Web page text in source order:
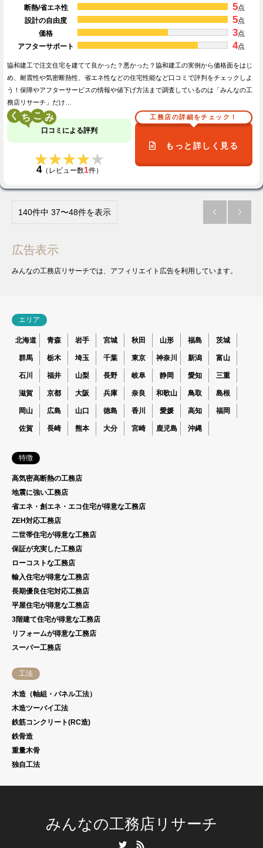
断熱/省エネ性
5点
設計の自由度
5点
価格
3点
アフターサポート
4点
協和建工で注文住宅を建てて良かった？悪かった？協和建工の実例から価格面をはじ
め、耐震性や気密断熱性、省エネ性などの住宅性能など口コミで評判をチェックしよ
う！保障やアフターサービスの情報や値下げ方法まで調査しているのは「みんなの工
務店リサーチ」だけ…
く こ
口コミによる評判
★★★★★
★★★★★
4（レビュー数1件）
工務店の詳細をチェック！
もっと詳しく見る
140件中 37〜48件を表示  
広告表示
みんなの工務店リサーチでは、アフィリエイト広告を利用しています。
エリア
北海道 青森 岩手 宮城 秋田 山形 福島 茨城
群馬 栃木 埼玉 千葉 東京 神奈川 新潟 富山
石川 福井 山梨 長野 岐阜 静岡 愛知 三重
滋賀 京都 大阪 兵庫 奈良 和歌山 鳥取 島根
岡山 広島 山口 徳島 香川 愛媛 高知 福岡
佐賀 長崎 熊本 大分 宮崎 鹿児島 沖縄
特徴
高気密高断熱の工務店
地震に強い工務店
省エネ・創エネ・エコ住宅が得意な工務店
ZEH対応工務店
二世帯住宅が得意な工務店
保証が充実した工務店
ローコストな工務店
輸入住宅が得意な工務店
長期優良住宅対応工務店
平屋住宅が得意な工務店
3階建て住宅が得意な工務店
リフォームが得意な工務店
スーパー工務店
工法
木造（軸組・パネル工法）
木造ツーバイ工法
鉄筋コンクリート(RC造)
鉄骨造
重量木骨
独自工法
みんなの工務店リサーチ